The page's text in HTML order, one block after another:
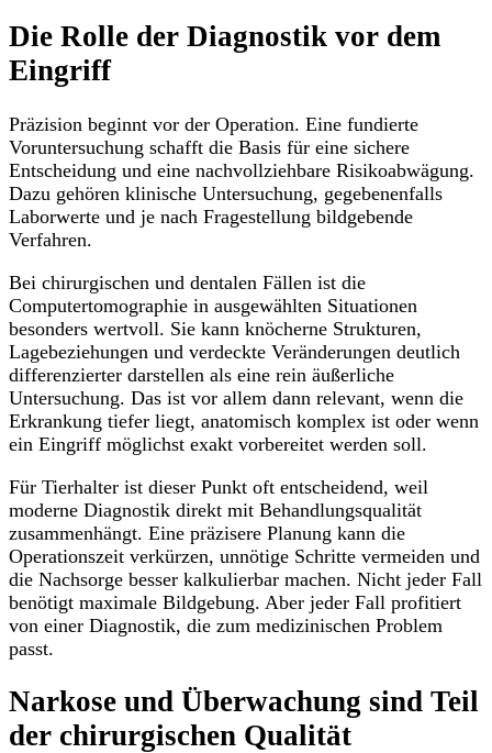
Die Rolle der Diagnostik vor dem
Eingriff
Präzision beginnt vor der Operation. Eine fundierte
Voruntersuchung schafft die Basis für eine sichere
Entscheidung und eine nachvollziehbare Risikoabwägung.
Dazu gehören klinische Untersuchung, gegebenenfalls
Laborwerte und je nach Fragestellung bildgebende
Verfahren.
Bei chirurgischen und dentalen Fällen ist die
Computertomographie in ausgewählten Situationen
besonders wertvoll. Sie kann knöcherne Strukturen,
Lagebeziehungen und verdeckte Veränderungen deutlich
differenzierter darstellen als eine rein äußerliche
Untersuchung. Das ist vor allem dann relevant, wenn die
Erkrankung tiefer liegt, anatomisch komplex ist oder wenn
ein Eingriff möglichst exakt vorbereitet werden soll.
Für Tierhalter ist dieser Punkt oft entscheidend, weil
moderne Diagnostik direkt mit Behandlungsqualität
zusammenhängt. Eine präzisere Planung kann die
Operationszeit verkürzen, unnötige Schritte vermeiden und
die Nachsorge besser kalkulierbar machen. Nicht jeder Fall
benötigt maximale Bildgebung. Aber jeder Fall profitiert
von einer Diagnostik, die zum medizinischen Problem
passt.
Narkose und Überwachung sind Teil
der chirurgischen Qualität